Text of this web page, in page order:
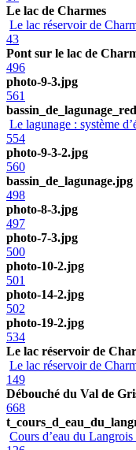
Le lac de Charmes
Le lac réservoir de
43
Pont sur le lac de
496
photo-9-3.jpg
561
Le lagunage : système
554
photo-9-3-2.jpg
560
bassin_de_lagunage.jpg
498
photo-8-3.jpg
497
photo-7-3.jpg
500
photo-10-2.jpg
501
photo-14-2.jpg
502
photo-19-2.jpg
534
Le lac réservoir de
Le lac réservoir de
149
Débouché du Val de
668
Cours d’eau du